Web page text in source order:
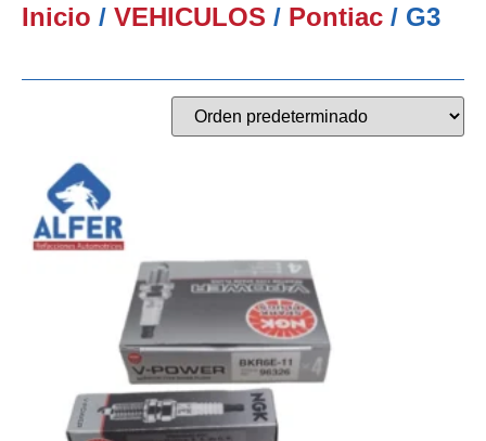
Inicio / VEHICULOS / Pontiac / G3